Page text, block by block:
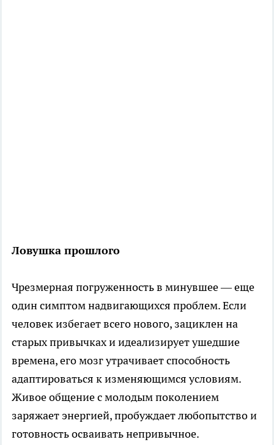
Ловушка прошлого
Чрезмерная погруженность в минувшее — еще
один симптом надвигающихся проблем. Если
человек избегает всего нового, зациклен на
старых привычках и идеализирует ушедшие
времена, его мозг утрачивает способность
адаптироваться к изменяющимся условиям.
Живое общение с молодым поколением
заряжает энергией, пробуждает любопытство и
готовность осваивать непривычное.